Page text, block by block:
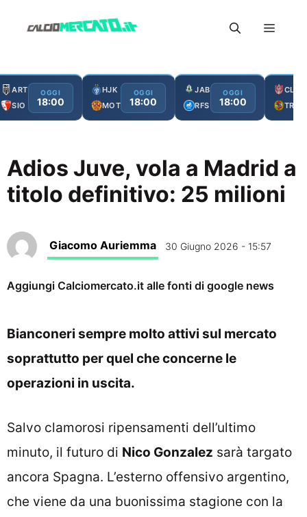
Menu
ART
SIO
OGGI
18:00
HJK
MOT
OGGI
18:00
JAB
RFS
OGGI
18:00
CLJ
TRO
Adios Juve, vola a Madrid a
titolo definitivo: 25 milioni
Giacomo Auriemma 30 Giugno 2026 - 15:57
Aggiungi Calciomercato.it alle fonti di google news
Bianconeri sempre molto attivi sul mercato
soprattutto per quel che concerne le
operazioni in uscita.
Salvo clamorosi ripensamenti dell’ultimo
minuto, il futuro di Nico Gonzalez sarà targato
ancora Spagna. L’esterno offensivo argentino,
che viene da una buonissima stagione con la